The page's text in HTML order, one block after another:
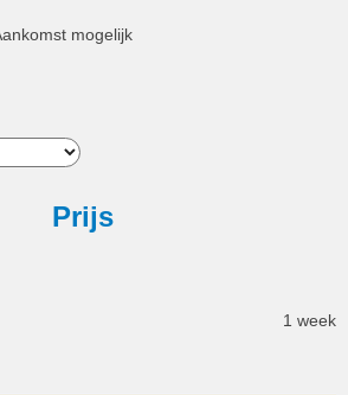
mogelijk
Prijs
1 week